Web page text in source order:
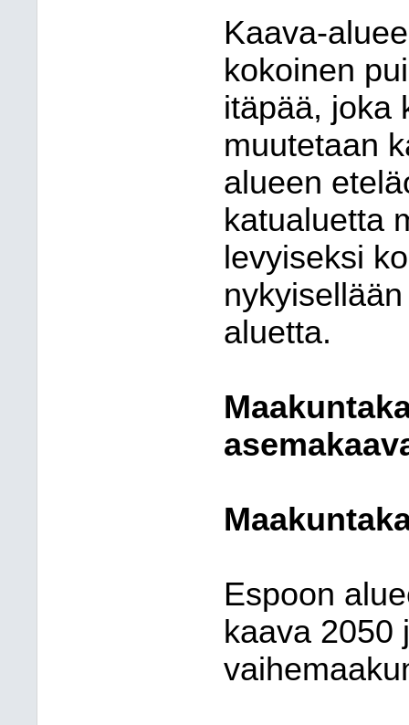
Kaava-
kokoinen
itäpää, joka
muutetaan
alueen
katualuetta
levyiseksi
aluetta.
Espoon
kaava 2050